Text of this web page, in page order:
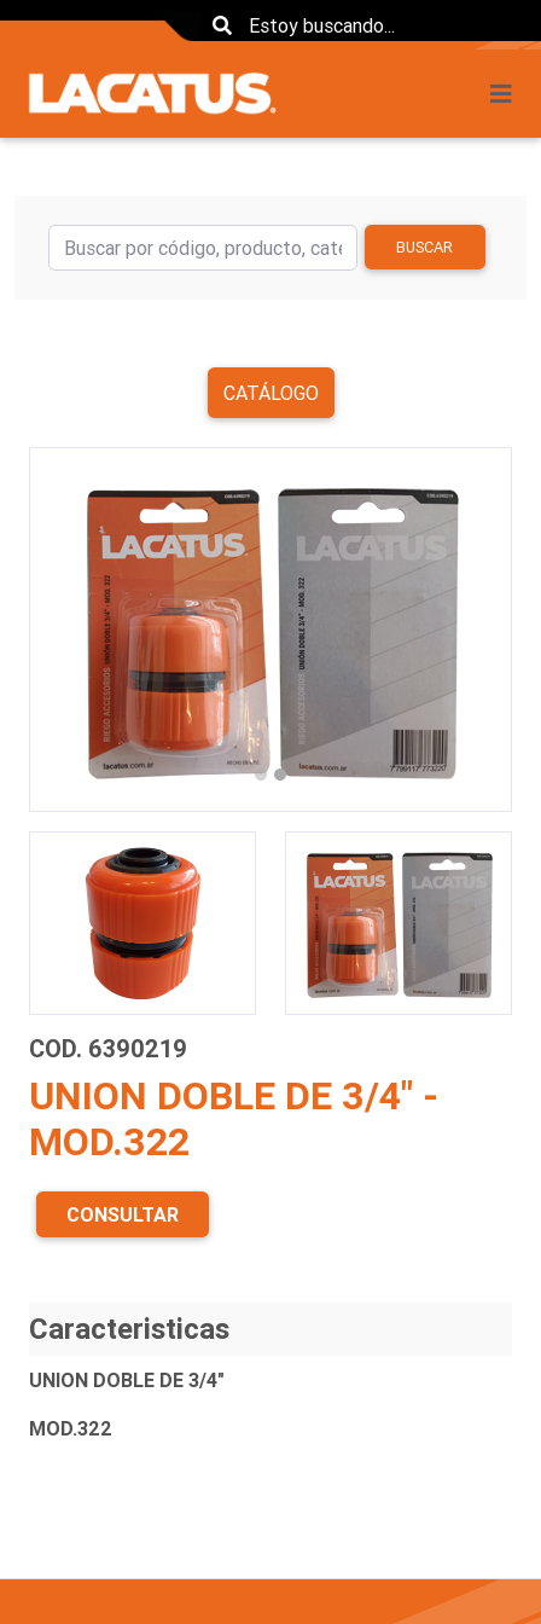
BUSCAR
CATÁLOGO
Previous
COD. 6390219
UNION DOBLE DE 3/4" -
MOD.322
CONSULTAR
Caracteristicas
UNION DOBLE DE 3/4"
MOD.322